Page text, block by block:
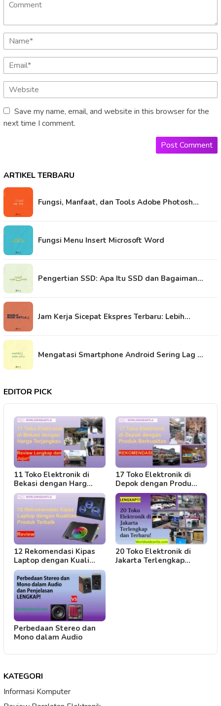
Save my name, email, and website in this browser for the
next time I comment.
ARTIKEL TERBARU
Fungsi, Manfaat, dan Tools Adobe Photosh…
Fungsi Menu Insert Microsoft Word
Pengertian SSD: Apa Itu SSD dan Bagaiman…
Jam Kerja Sicepat Ekspres Terbaru: Lebih…
Mengatasi Smartphone Android Sering Lag …
EDITOR PICK
11 Toko Elektronik di
Bekasi dengan Harg…
17 Toko Elektronik di
Depok dengan Produ…
12 Rekomendasi Kipas
Laptop dengan Kuali…
20 Toko Elektronik di
Jakarta Terlengkap…
Perbedaan Stereo dan
Mono dalam Audio
KATEGORI
Informasi Komputer